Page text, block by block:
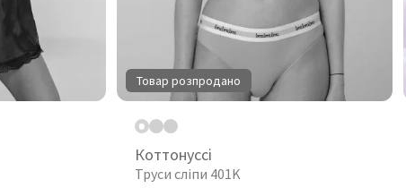
Товар розпродано
Коттонуссі
Труси сліпи 401K